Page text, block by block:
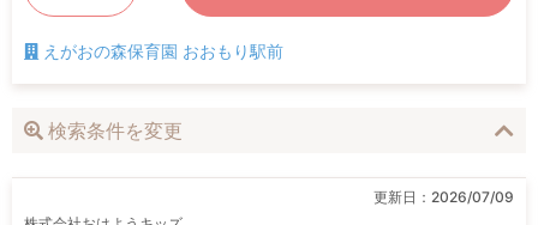
えがおの森保育園 おおもり駅前
検索条件を変更
更新日： 2026/07/09